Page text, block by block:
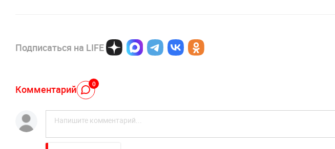
Подписаться на LIFE
Комментарий 0